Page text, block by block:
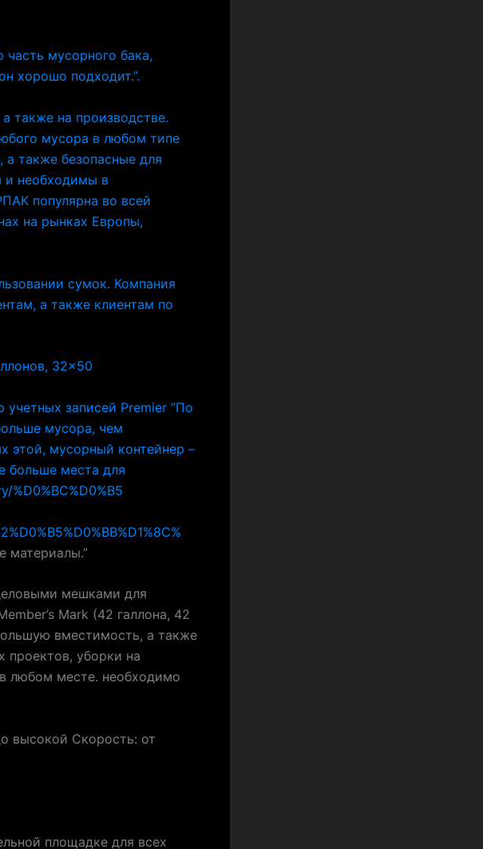
мусорного бака,
хорошо подходит.”.
также на производстве.
мусора в любом типе
а также безопасные для
и необходимы в
популярна во всей
на рынках Европы,
сумок. Компания
а также клиентам по
32×50
записей Premier “По
мусора, чем
этой, мусорный контейнер –
больше места для
материалы.”
мешками для
Mark (42 галлона, 42
вместимость, а также
проектов, уборки на
любом месте. необходимо
высокой Скорость: от
площадке для всех